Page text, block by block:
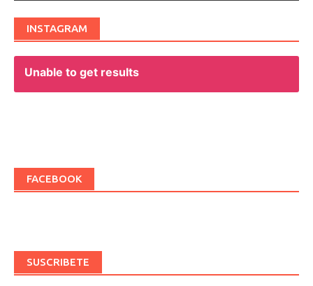
INSTAGRAM
Unable to get results
FACEBOOK
SUSCRIBETE